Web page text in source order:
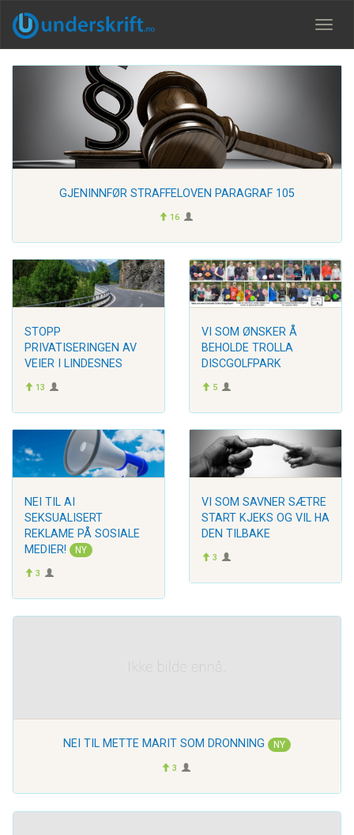
Meny
GJENINNFØR STRAFFELOVEN PARAGRAF 105
16
STOPP
PRIVATISERINGEN AV
VEIER I LINDESNES
13
VI SOM ØNSKER Å
BEHOLDE TROLLA
DISCGOLFPARK
5
NEI TIL AI
SEKSUALISERT
REKLAME PÅ SOSIALE
MEDIER!
NY
3
VI SOM SAVNER SÆTRE
START KJEKS OG VIL HA
DEN TILBAKE
3
NEI TIL METTE MARIT SOM DRONNING NY
3